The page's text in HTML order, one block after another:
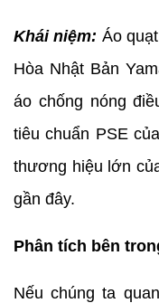
Khái niệm: Áo
Hòa Nhật Bản
áo chống nóng
tiêu chuẩn PSE
thương hiệu lớn
gần đây.
Phân tích bên
Nếu chúng ta